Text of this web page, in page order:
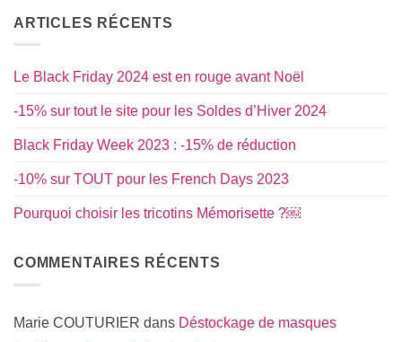
ARTICLES RÉCENTS
Le Black Friday 2024 est en rouge avant Noël
-15% sur tout le site pour les Soldes d’Hiver 2024
Black Friday Week 2023 : -15% de réduction
-10% sur TOUT pour les French Days 2023
Pourquoi choisir les tricotins Mémorisette ?￼
COMMENTAIRES RÉCENTS
Marie COUTURIER dans Déstockage de masques